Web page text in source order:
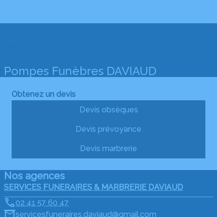
Pompes Funèbres DAVIAUD
Obtenez un devis
Devis obsèques
Devis prévoyance
Devis marbrerie
Nos agences
SERVICES FUNERAIRES & MARBRERIE DAVIAUD
02 41 57 60 47
servicesfuneraires.daviaud@gmail.com